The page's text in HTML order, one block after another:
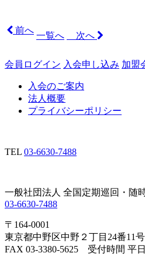
前へ
一覧へ 次へ
会員ログイン 入会申し込み 加盟
入会のご案内
法人概要
プライバシーポリシー
TEL 03-6630-7488
一般社団法人 全国定期巡回・随
03-6630-7488
〒164-0001
東京都中野区中野２丁目24番11
FAX 03-3380-5625 受付時間 平